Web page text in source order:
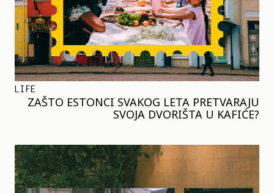
LIFE
ZAŠTO ESTONCI SVAKOG LETA PRETVARAJU
SVOJA DVORIŠTA U KAFIĆE?